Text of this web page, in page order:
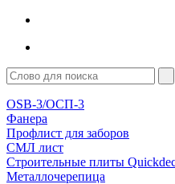
OSB-3/ОСП-3
Фанера
Профлист для заборов
СМЛ лист
Строительные плиты
Металлочерепица